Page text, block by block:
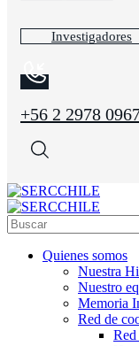
Investigadores
+56 2 2978
Quienes somos
Nuestra
Nuestro
Memoria
Red de
Red